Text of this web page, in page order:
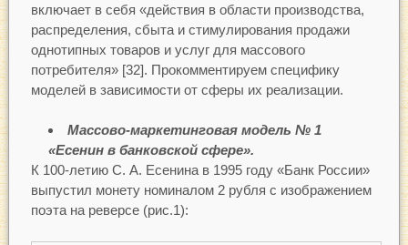
включает в себя «действия в области производства,
распределения, сбыта и стимулирования продажи
однотипных товаров и услуг для массового
потребителя» [32]. Прокомментируем специфику
моделей в зависимости от сферы их реализации.
Массово-маркетинговая модель № 1
«Есенин в банковской сфере».
К 100-летию С. А. Есенина в 1995 году «Банк России»
выпустил монету номиналом 2 рубля с изображением
поэта на реверсе (рис.1):